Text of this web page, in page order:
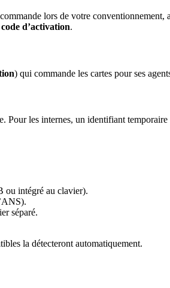
lors de votre
code d’activation.
) qui commande les cartes pour ses
Pour les internes, un identifiant
ou intégré au clavier).
séparé.
la détecteront automatiquement.